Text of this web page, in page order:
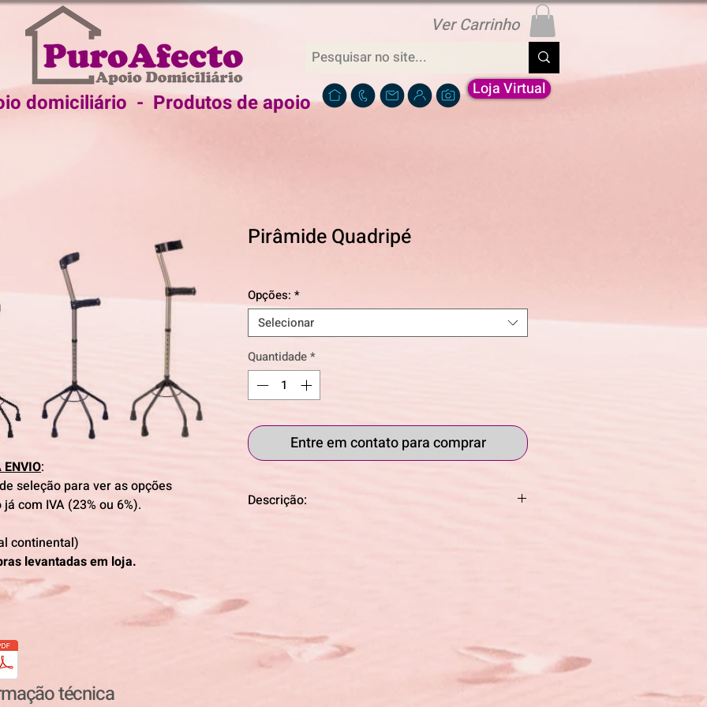
Ver Carrinho
domiciliário - Produtos de apoio
Loja Virtual
ENVIO:
seleção para ver as opções
com IVA (23% ou 6%).
continental)
levantadas em loja.
Pirâmide Quadripé
Opções: *
Selecionar
Quantidade*
Entre em contato para comprar
Descrição:
borracha antiderrapante para maior segurança. P2,
champanhe, leve, com quatro pontos de apoio. Base
em aço preto. Regulável em altura. Possuem
ponteiras de 14mm em borracha antiderrapante para
técnica